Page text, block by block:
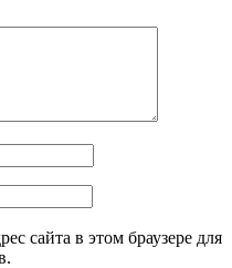
сайта в этом браузере для